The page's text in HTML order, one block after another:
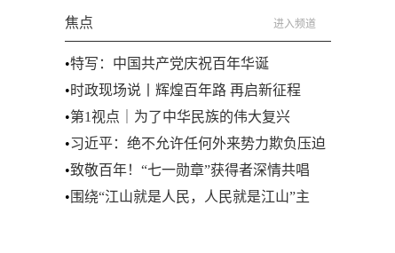
焦点 进入频道
•特写：中国共产党庆祝百年华诞
•时政现场说丨辉煌百年路 再启新征程
•第1视点｜为了中华民族的伟大复兴
•习近平：绝不允许任何外来势力欺负压迫
奴役中国人民
•致敬百年！“七一勋章”获得者深情共唱
《没有共产党就没有新中国》
• 围绕“江山就是人民，人民就是江山”主